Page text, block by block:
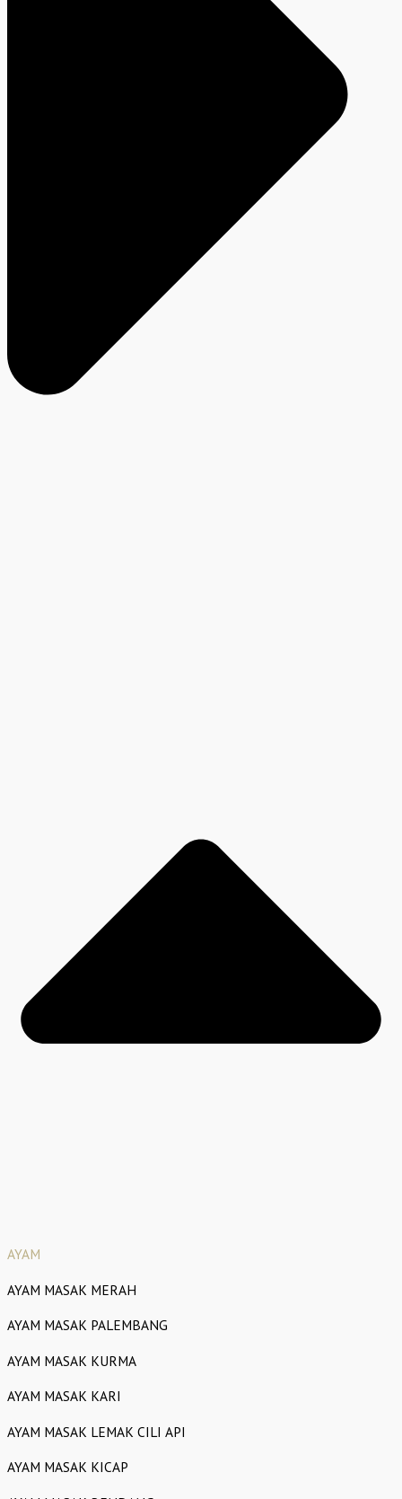
AYAM
AYAM MASAK MERAH
AYAM MASAK PALEMBANG
AYAM MASAK KURMA
AYAM MASAK KARI
AYAM MASAK LEMAK CILI API
AYAM MASAK KICAP